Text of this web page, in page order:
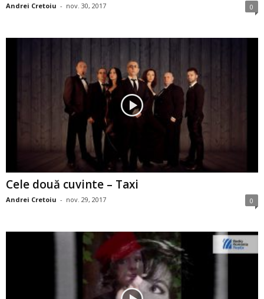
Andrei Cretoiu - nov. 30, 2017 0
Cele două cuvinte – Taxi
Andrei Cretoiu - nov. 29, 2017 0